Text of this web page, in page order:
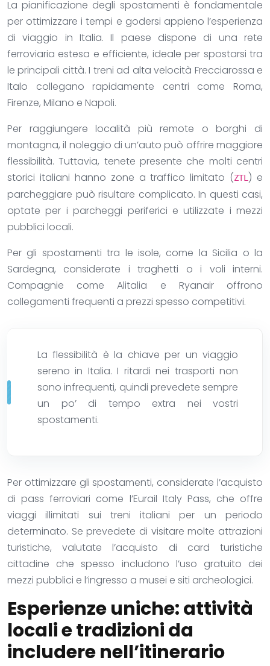
La pianificazione degli spostamenti è fondamentale
per ottimizzare i tempi e godersi appieno l’esperienza
di viaggio in Italia. Il paese dispone di una rete
ferroviaria estesa e efficiente, ideale per spostarsi tra
le principali città. I treni ad alta velocità Frecciarossa e
Italo collegano rapidamente centri come Roma,
Firenze, Milano e Napoli.
Per raggiungere località più remote o borghi di
montagna, il noleggio di un’auto può offrire maggiore
flessibilità. Tuttavia, tenete presente che molti centri
storici italiani hanno zone a traffico limitato (ZTL) e
parcheggiare può risultare complicato. In questi casi,
optate per i parcheggi periferici e utilizzate i mezzi
pubblici locali.
Per gli spostamenti tra le isole, come la Sicilia o la
Sardegna, considerate i traghetti o i voli interni.
Compagnie come Alitalia e Ryanair offrono
collegamenti frequenti a prezzi spesso competitivi.
La flessibilità è la chiave per un viaggio
sereno in Italia. I ritardi nei trasporti non
sono infrequenti, quindi prevedete sempre
un po’ di tempo extra nei vostri
spostamenti.
Per ottimizzare gli spostamenti, considerate l’acquisto
di pass ferroviari come l’Eurail Italy Pass, che offre
viaggi illimitati sui treni italiani per un periodo
determinato. Se prevedete di visitare molte attrazioni
turistiche, valutate l’acquisto di card turistiche
cittadine che spesso includono l’uso gratuito dei
mezzi pubblici e l’ingresso a musei e siti archeologici.
Esperienze uniche: attività
locali e tradizioni da
includere nell’itinerario